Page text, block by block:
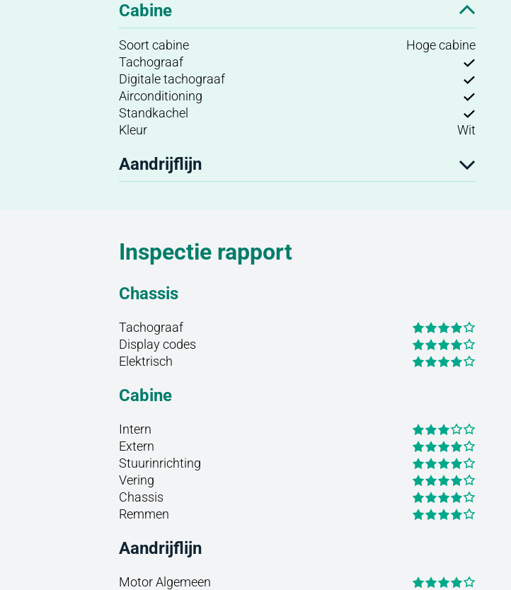
Cabine
Soort cabine
Hoge cabine
Tachograaf
Digitale tachograaf
Airconditioning
Standkachel
Kleur
Wit
Aandrijflijn
Inspectie rapport
Chassis
Tachograaf
Display codes
Elektrisch
Cabine
Intern
Extern
Stuurinrichting
Vering
Chassis
Remmen
Aandrijflijn
Motor Algemeen